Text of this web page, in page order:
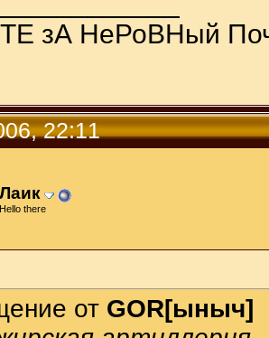
зА НеРоВНый
22:11
Лаик
Hello there
от GOR[ыныч]